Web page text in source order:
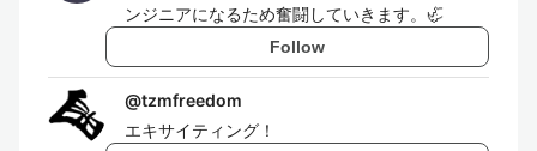
ンジニアになるため奮闘していきます。🦏
Follow
@tzmfreedom
エキサイティング！